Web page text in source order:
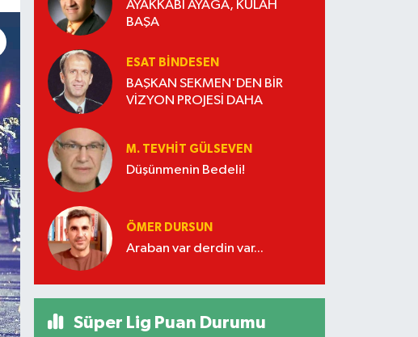
AYAKKABI AYAĞA, KÜLAH
BAŞA
ESAT BİNDESEN
BAŞKAN SEKMEN'DEN BİR
VİZYON PROJESİ DAHA
M. TEVHIT GÜLSEVEN
Düşünmenin Bedeli!
ÖMER DURSUN
Araban var derdin var...
Süper Lig Puan Durumu